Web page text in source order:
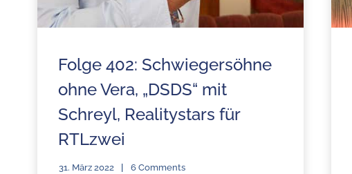
Folge 402: Schwiegersöhne
ohne Vera, „DSDS“ mit
Schreyl, Realitystars für
RTLzwei
31. März 2022 6 Comments